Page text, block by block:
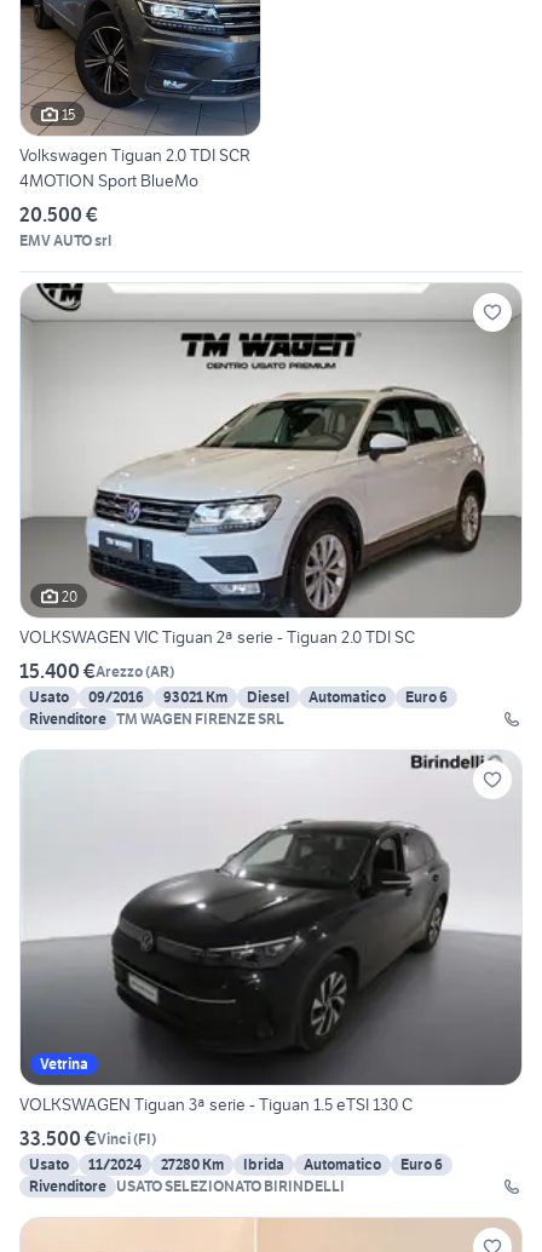
15
Volkswagen Tiguan 2.0 TDI SCR
4MOTION Sport BlueMo
20.500 €
EMV AUTO srl
20
VOLKSWAGEN VIC Tiguan 2ª serie - Tiguan 2.0 TDI SC
15.400 €Arezzo(AR)
Usato
09/2016 93021 Km Diesel Automatico
Euro 6
Rivenditore TM WAGEN FIRENZE SRL
Vetrina
VOLKSWAGEN Tiguan 3ª serie - Tiguan 1.5 eTSI 130 C
33.500 €Vinci(FI)
Usato
11/2024 27280 Km Ibrida Automatico
Euro 6
Rivenditore USATO SELEZIONATO BIRINDELLI